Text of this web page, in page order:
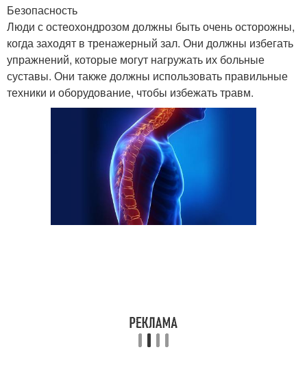
Боли при шейном
остеохондрозе
остеохондрозе
Шейный позвонок
Препараты при шейном
остеохондрозе
Упражнения против
шейного остеохондроза
Шейная гимнастика
Безопасность
Люди с остеохондрозом должны быть очень осторожны,
когда заходят в тренажерный зал. Они должны избегать
упражнений, которые могут нагружать их больные
суставы. Они также должны использовать правильные
техники и оборудование, чтобы избежать травм.